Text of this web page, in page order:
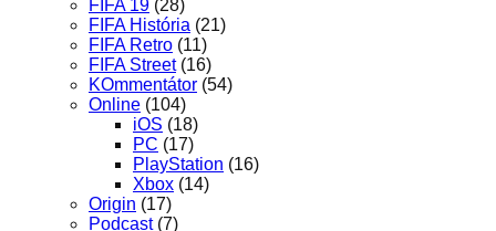
FIFA 19 (28)
FIFA História (21)
FIFA Retro (11)
FIFA Street(16)
KOmmentátor (54)
Online (104)
iOS (18)
PC (17)
PlayStation (16)
Xbox (14)
Origin (17)
Podcast(7)